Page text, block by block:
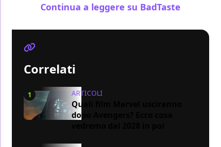
Continua a leggere su BadTaste
Correlati
1 ARTICOLI
Quali film Marvel usciranno
dopo Avengers? Ecco cosa